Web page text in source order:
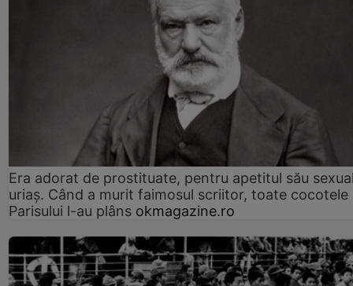
Era adorat de prostituate, pentru apetitul său
uriaș. Când a murit faimosul scriitor, toate cocotele
Parisului l-au plâns okmagazine.ro